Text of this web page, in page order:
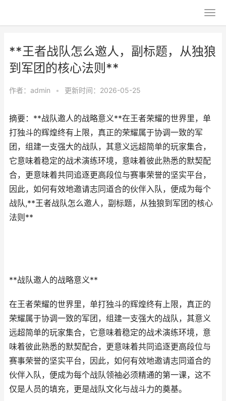
**王者战队怎么邀人，副标题，从独狼
到军团的核心法则**
作者： admin • 更新时间：2026-05-25
摘要：**战队邀人的战略意义**在王者荣耀的世界里，单
打独斗的辉煌终有上限，真正的荣耀属于协调一致的军
团，组建一支强大的战队，其意义远超简单的玩家集合，
它意味着稳定的战术演练环境，意味着彼此熟悉的默契配
合，更意味着共同追逐更高段位与赛事荣誉的坚实平台，
因此，如何有效地邀请志同道合的伙伴入队，便成为每个
战队,**王者战队怎么邀人，副标题，从独狼到军团的核心
法则**
**战队邀人的战略意义**
在王者荣耀的世界里，单打独斗的辉煌终有上限，真正的
荣耀属于协调一致的军团，组建一支强大的战队，其意义
远超简单的玩家集合，它意味着稳定的战术演练环境，意
味着彼此熟悉的默契配合，更意味着共同追逐更高段位与
赛事荣誉的坚实平台，因此，如何有效地邀请志同道合的
伙伴入队，便成为每个战队领袖必须精通的第一课，这不
仅是人员的填充，更是战队文化与战斗力的奠基。